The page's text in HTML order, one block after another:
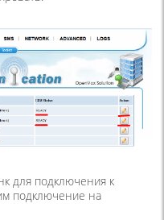
для подключения к
подключение на